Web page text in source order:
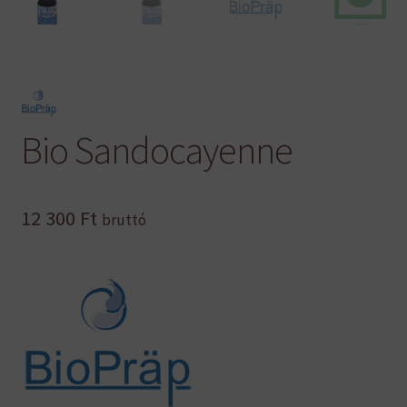
Bio Sandocayenne
12 300 Ft bruttó